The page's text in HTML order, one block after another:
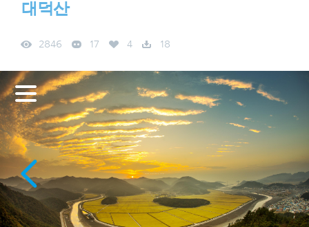
대덕산
2846 17 4 18